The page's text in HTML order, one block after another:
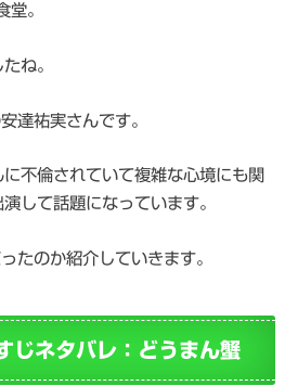
。
ね。
達祐実さんです。
不倫されていて複雑な心境にも関
して話題になっています。
たのか紹介していきます。
じネタバレ：どうまん蟹